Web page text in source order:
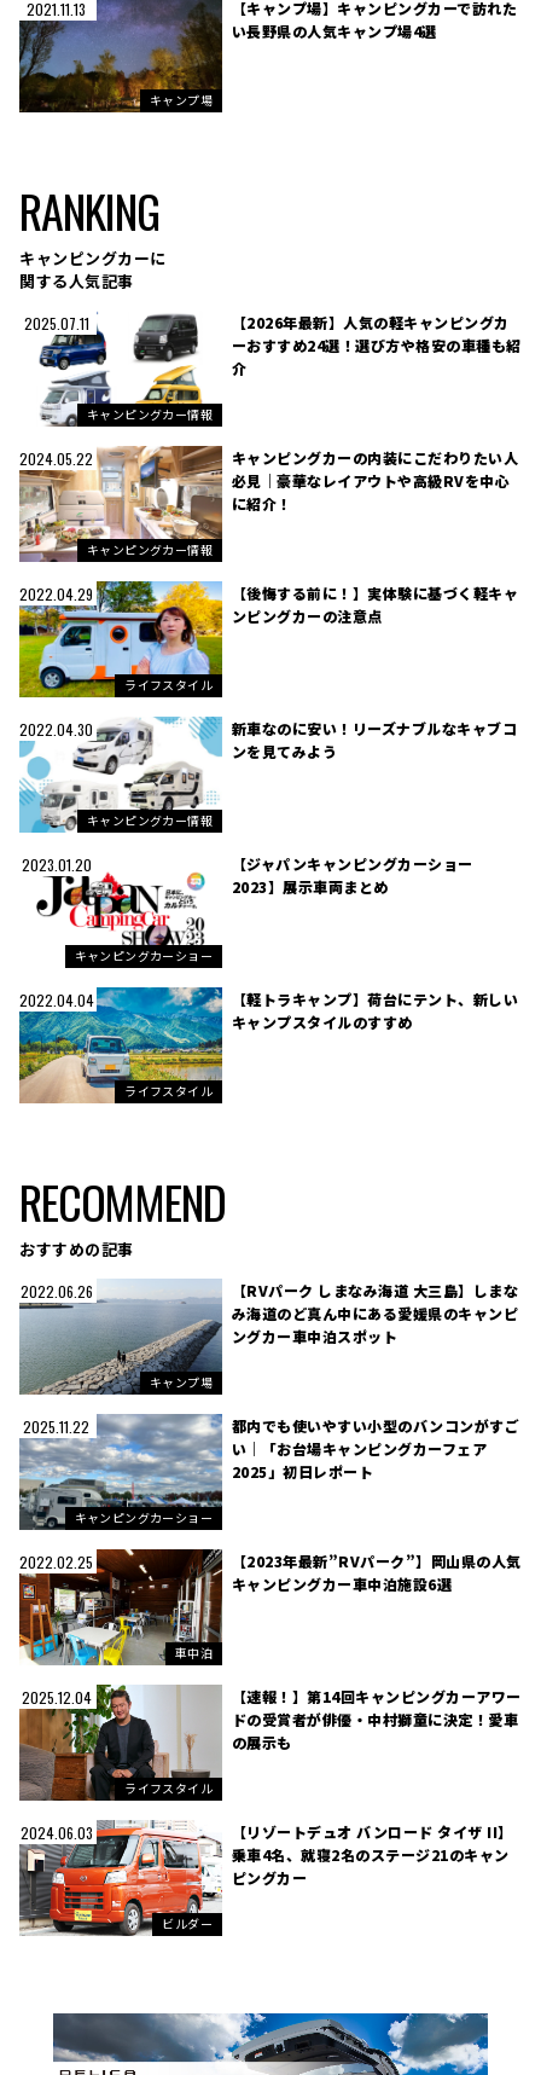
2021.11.13
キャンプ場
【キャンプ場】キャンピングカーで訪れた
い長野県の人気キャンプ場4選
RANKING
キャンピングカーに
関する人気記事
2025.07.11
キャンピングカー情報
【2026年最新】人気の軽キャンピングカ
ーおすすめ24選！選び方や格安の車種も紹
介
2024.05.22
キャンピングカー情報
キャンピングカーの内装にこだわりたい人
必見｜豪華なレイアウトや高級RVを中心
に紹介！
2022.04.29
ライフスタイル
【後悔する前に！】実体験に基づく軽キャ
ンピングカーの注意点
2022.04.30
キャンピングカー情報
新車なのに安い！リーズナブルなキャブコ
ンを見てみよう
2023.01.20
キャンピングカーショー
【ジャパンキャンピングカーショー
2023】展示車両まとめ
2022.04.04
ライフスタイル
【軽トラキャンプ】荷台にテント、新しい
キャンプスタイルのすすめ
RECOMMEND
おすすめの記事
2022.06.26
キャンプ場
【RVパーク しまなみ海道 大三島】しまな
み海道のど真ん中にある愛媛県のキャンピ
ングカー車中泊スポット
2025.11.22
キャンピングカーショー
都内でも使いやすい小型のバンコンがすご
い｜「お台場キャンピングカーフェア
2025」初日レポート
2022.02.25
車中泊
【2023年最新”RVパーク”】岡山県の人気
キャンピングカー車中泊施設6選
2025.12.04
ライフスタイル
【速報！】第14回キャンピングカーアワー
ドの受賞者が俳優・中村獅童に決定！愛車
の展示も
2024.06.03
ビルダー
【リゾートデュオ バンロード タイザ II】
乗車4名、就寝2名のステージ21のキャン
ピングカー